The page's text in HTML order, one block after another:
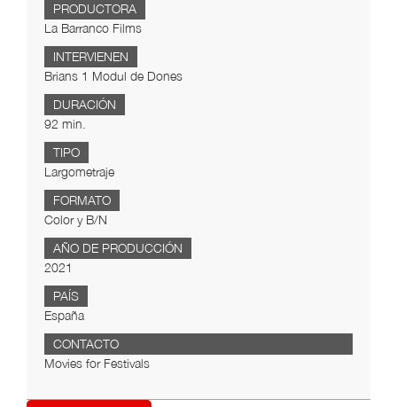
PRODUCTORA
La Barranco Films
INTERVIENEN
Brians 1 Modul de Dones
DURACIÓN
92 min.
TIPO
Largometraje
FORMATO
Color y B/N
AÑO DE PRODUCCIÓN
2021
PAÍS
España
CONTACTO
Movies for Festivals